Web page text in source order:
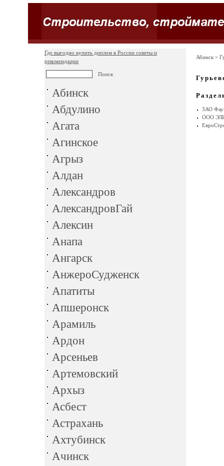
Где выгодно купить диплом в России советы и
рекомендации
Абинск
Абдулино
Агата
Агинское
Агрыз
Алдан
Александров
АлександровГай
Алексин
Анапа
Ангарск
АнжероСудженск
Апатиты
Апшеронск
Арамиль
Ардон
Арсеньев
Артемовский
Архыз
Асбест
Астрахань
Ахтубинск
Ачинск
Абинск >
ЗАО
ООО